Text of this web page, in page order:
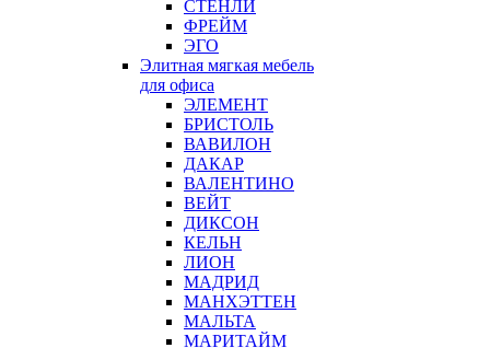
СТЕНЛИ
ФРЕЙМ
ЭГО
Элитная мягкая мебель
для офиса
ЭЛЕМЕНТ
БРИСТОЛЬ
ВАВИЛОН
ДАКАР
ВАЛЕНТИНО
ВЕЙТ
ДИКСОН
КЕЛЬН
ЛИОН
МАДРИД
МАНХЭТТЕН
МАЛЬТА
МАРИТАЙМ